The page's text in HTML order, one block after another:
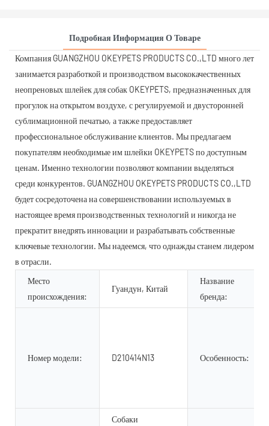
Подробная Информация О Товаре
Компания GUANGZHOU OKEYPETS PRODUCTS CO.,LTD много лет
занимается разработкой и производством высококачественных
неопреновых шлейек для собак OKEYPETS, предназначенных для
прогулок на открытом воздухе, с регулируемой и двусторонней
сублимационной печатью, а также предоставляет
профессиональное обслуживание клиентов. Мы предлагаем
покупателям необходимые им шлейки OKEYPETS по доступным
ценам. Именно технологии позволяют компании выделяться
среди конкурентов. GUANGZHOU OKEYPETS PRODUCTS CO.,LTD
будет сосредоточена на совершенствовании используемых в
настоящее время производственных технологий и никогда не
прекратит внедрять инновации и разрабатывать собственные
ключевые технологии. Мы надеемся, что однажды станем лидером
в отрасли.
Место
происхождения:
Гуандун, Китай
Название
бренда:
Номер модели: D210414N13 Особенность:
Собаки